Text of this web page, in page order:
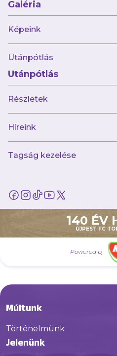
Galéria
Képeink
Utánpótlás
Utánpótlás
Részletek
Híreink
Tagság kezelése
140 ÉV
ÚJPEST FC
Powered by
AJÁNLÓ
Hazai pályán, az
Múltunk
Történelmünk
Jelenünk